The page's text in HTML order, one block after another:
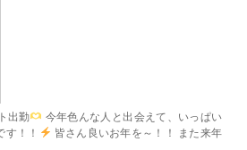
出勤
今年色んな人と出会えて、いっぱい
！！
皆さん良いお年を～！！ また来年